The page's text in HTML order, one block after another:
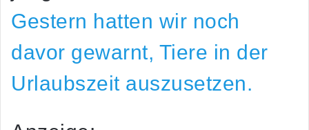
Gestern hatten wir noch
davor gewarnt, Tiere in der
Urlaubszeit auszusetzen.